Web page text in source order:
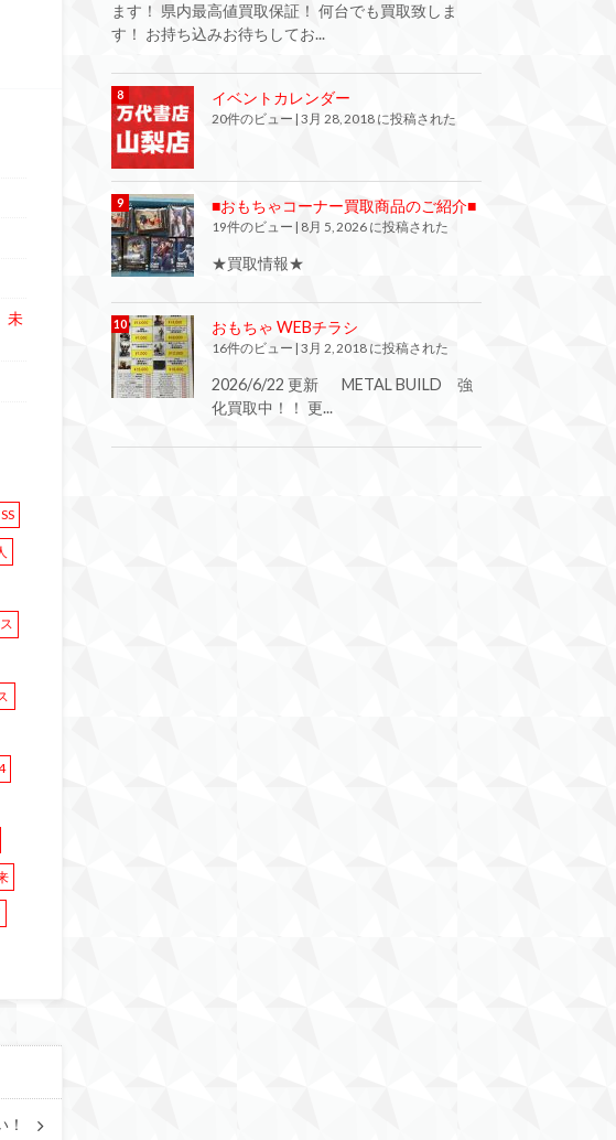
未
SS
！
ます！ 県内最高値買取保証！ 何台でも買取致しま
す！ お持ち込みお待ちしてお...
イベントカレンダー
20件のビュー | 3月 28, 2018 に投稿された
■おもちゃコーナー買取商品のご紹介■
19件のビュー | 8月 5, 2026 に投稿された
★買取情報★
おもちゃ WEBチラシ
16件のビュー | 3月 2, 2018 に投稿された
2026/6/22 更新 METAL BUILD 強
化買取中！！ 更...